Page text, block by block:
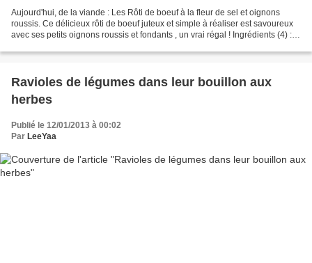
Aujourd'hui, de la viande : Les Rôti de boeuf à la fleur de sel et oignons
roussis. Ce délicieux rôti de boeuf juteux et simple à réaliser est savoureux
avec ses petits oignons roussis et fondants , un vrai régal ! Ingrédients (4) : •
Ravioles de légumes dans leur bouillon aux
herbes
Publié le 12/01/2013 à 00:02
Par LeeYaa